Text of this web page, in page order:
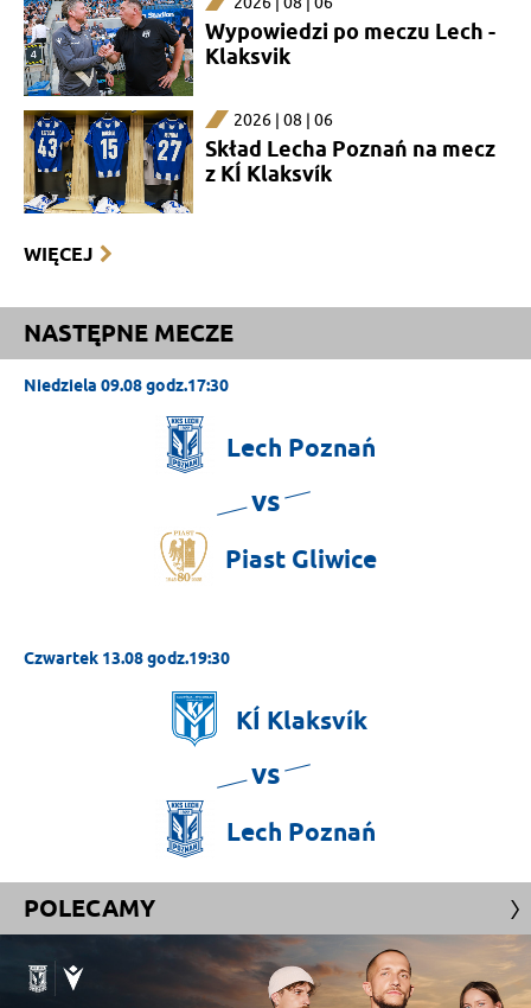
Wypowiedzi po meczu Lech -
Klaksvik
2026 | 08 | 06
Skład Lecha Poznań na mecz
z KÍ Klaksvík
WIĘCEJ
NASTĘPNE MECZE
Niedziela 09.08 godz.17:30
Lech Poznań
vs
Piast Gliwice
Czwartek 13.08 godz.19:30
KÍ Klaksvík
vs
Lech Poznań
POLECAMY